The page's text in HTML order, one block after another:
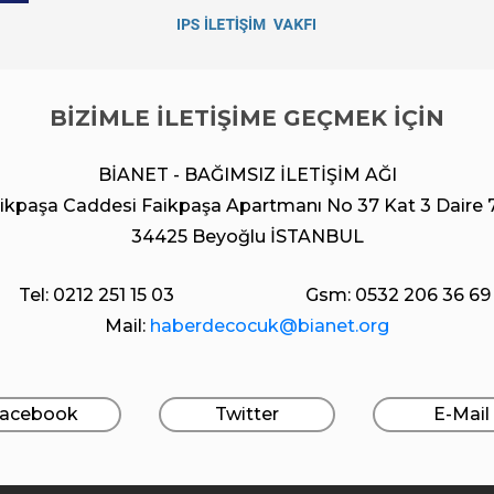
BİZİMLE İLETİŞİME GEÇMEK İÇİN
BİANET - BAĞIMSIZ İLETİŞİM AĞI
Caddesi Faikpaşa Apartmanı No 37 Kat 3 Daire
34425 Beyoğlu İSTANBUL
Tel: 0212 251 15 03
Gsm: 0532 206 36 69
Mail: haberdecocuk@bianet.org
Twitter E-Mail